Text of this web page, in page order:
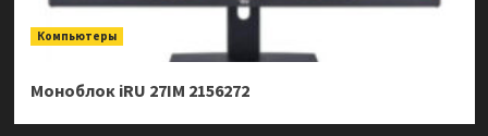
Компьютеры
Моноблок iRU 27IM 2156272